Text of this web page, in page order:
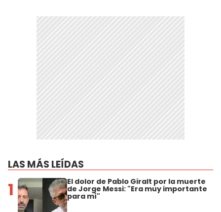
LAS MÁS LEÍDAS
1 El dolor de Pablo Giralt por la muerte
de Jorge Messi: "Era muy importante
para mí"